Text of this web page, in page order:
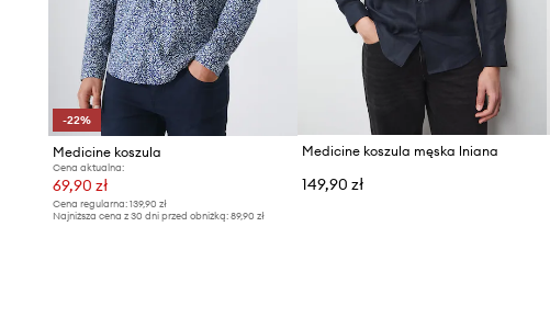
-22%
Medicine koszula
Cena aktualna:
69,90 zł
Cena regularna: 139,90 zł
Najniższa cena z 30 dni przed obniżką: 89,90 zł
Medicine koszula męska lniana
149,90 zł